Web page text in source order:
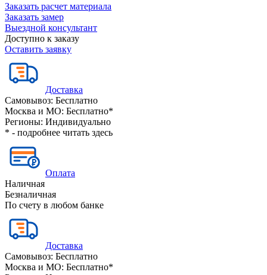
Заказать расчет материала
Заказать замер
Выездной консультант
Доступно к заказу
Оставить заявку
Доставка
Самовывоз: Бесплатно
Москва и МО: Бесплатно*
Регионы: Индивидуально
* - подробнее читать здесь
Оплата
Наличная
Безналичная
По счету в любом банке
Доставка
Самовывоз: Бесплатно
Москва и МО: Бесплатно*